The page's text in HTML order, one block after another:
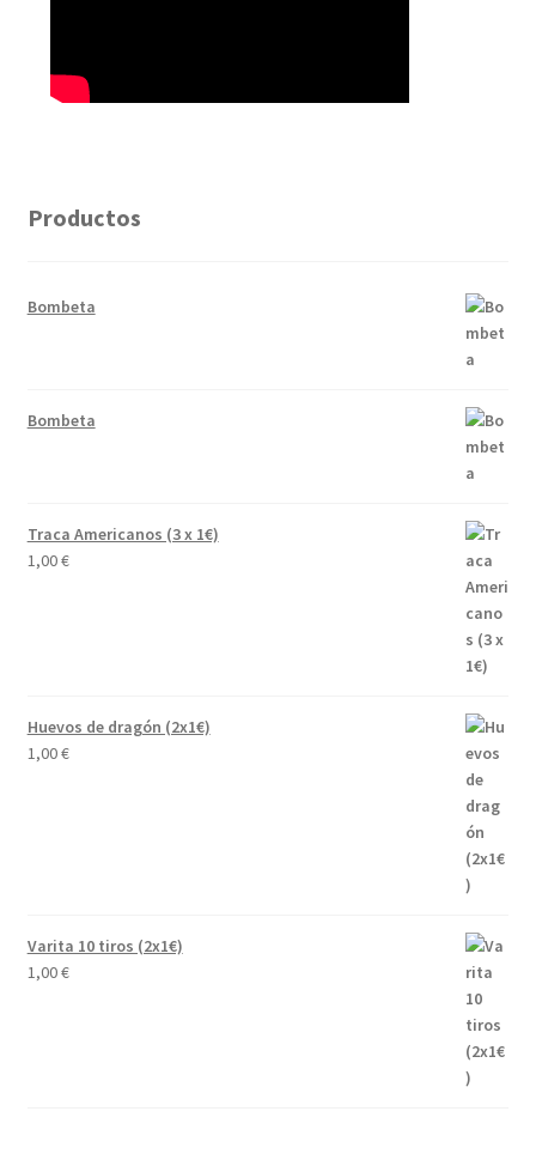
Productos
Bombeta
Bombeta
Traca Americanos (3 x 1€)
1,00€
Huevos de dragón (2x1€)
1,00€
Varita 10 tiros (2x1€)
1,00€